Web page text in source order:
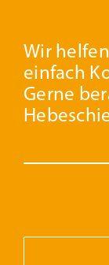
Wir
einfach
Gerne